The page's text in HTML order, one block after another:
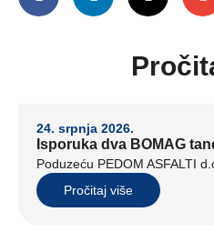
24. srpnja 2026.
Isporuka dva BOMAG
Poduzeću PEDOM ASFALTI
Pročitaj više